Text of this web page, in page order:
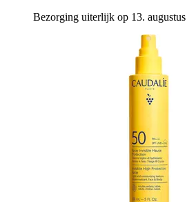
Bezorging uiterlijk op 13. augustus